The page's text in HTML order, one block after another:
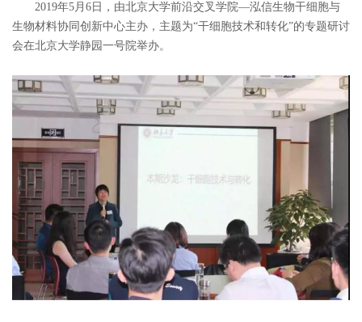
2019年5月6日，由北京大学前沿交叉学院—泓信生物干细胞与
生物材料协同创新中心主办，主题为“干细胞技术和转化”的专题研讨
会在北京大学静园一号院举办。